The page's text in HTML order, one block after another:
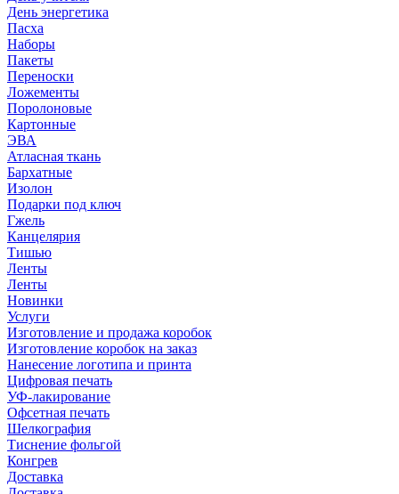
День энергетика
Пасха
Наборы
Пакеты
Переноски
Ложементы
Поролоновые
Картонные
ЭВА
Атласная ткань
Бархатные
Изолон
Подарки под ключ
Гжель
Канцелярия
Тишью
Ленты
Ленты
Новинки
Услуги
Изготовление и продажа коробок
Изготовление коробок на заказ
Нанесение логотипа и принта
Цифровая печать
УФ-лакирование
Офсетная печать
Шелкография
Тиснение фольгой
Конгрев
Доставка